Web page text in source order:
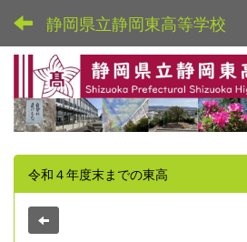
静岡県立静岡東高等学校
令和４年度末までの東高